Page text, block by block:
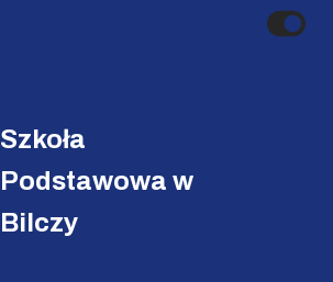
Szkoła
Podstawowa w
Bilczy